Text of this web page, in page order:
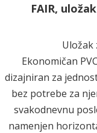
FAIR,
Uložak
Ekonomičan
dizajniran za
bez potrebe za
svakodnevnu
namenjen